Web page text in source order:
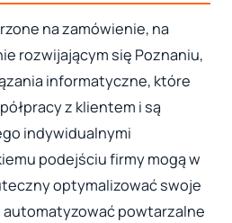
na zamówienie, na
rozwijającym się Poznaniu,
informatyczne, które
z klientem i są
indywidualnymi
podejściu firmy mogą w
optymalizować swoje
powtarzalne